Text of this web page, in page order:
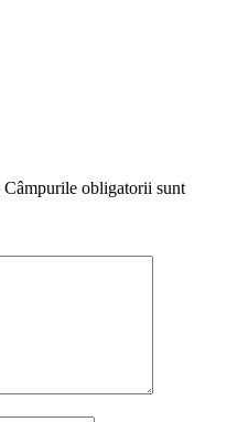
Câmpurile obligatorii sunt